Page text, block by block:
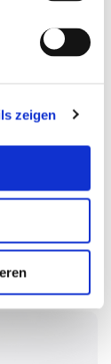
zeigen